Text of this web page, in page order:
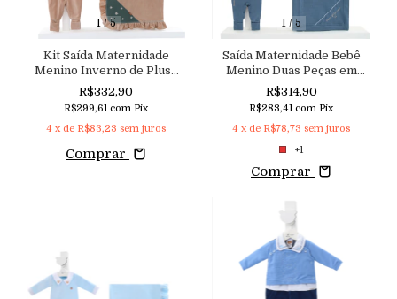
1/5
Kit Saída Maternidade
Menino Inverno de Plush
Bordada e Macacão Vira-Pé
R$332,90
R$299,61 com Pix
4 x de R$83,23 sem juros
Comprar
1/ 5
Saída Maternidade Bebê
Menino Duas Peças em
Plush Bordado com Manta
R$314,90
R$283,41 com Pix
4 x de R$78,73 sem juros
+1
Comprar